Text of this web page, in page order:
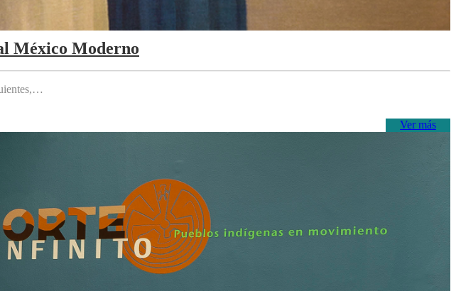
México Moderno
Ver más